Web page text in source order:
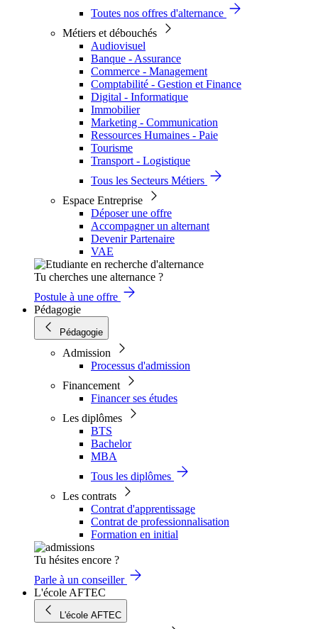
Toutes nos offres d'alternance
Métiers et débouchés
Audiovisuel
Banque - Assurance
Commerce - Management
Comptabilité - Gestion et Finance
Digital - Informatique
Immobilier
Marketing - Communication
Ressources Humaines - Paie
Tourisme
Transport - Logistique
Tous les Secteurs Métiers
Espace Entreprise
Déposer une offre
Accompagner un alternant
Devenir Partenaire
VAE
Tu cherches une alternance ?
Postule à une offre
Pédagogie
Pédagogie
Admission
Processus d'admission
Financement
Financer ses études
Les diplômes
BTS
Bachelor
MBA
Tous les diplômes
Les contrats
Contrat d'apprentissage
Contrat de professionnalisation
Formation en initial
Tu hésites encore ?
Parle à un conseiller
L'école AFTEC
L'école AFTEC